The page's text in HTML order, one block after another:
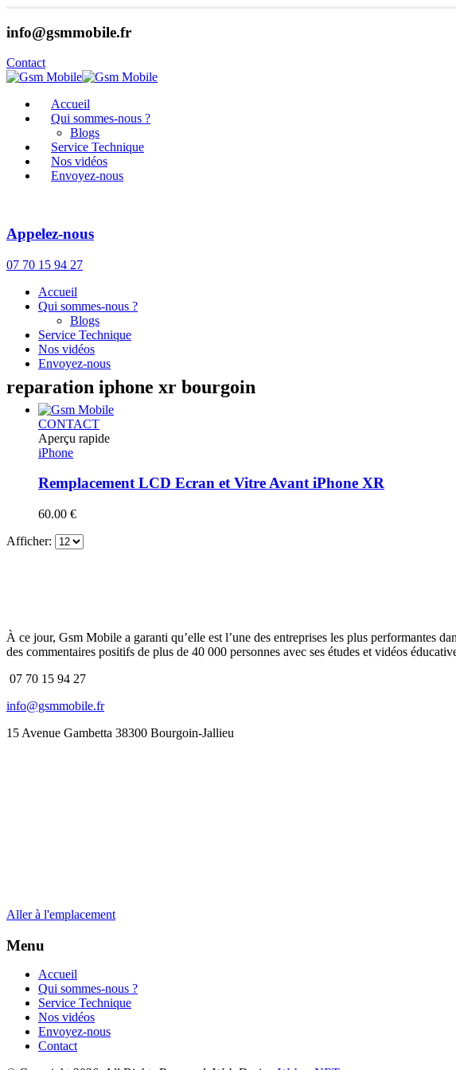
info@gsmmobile.fr
Contact
Accueil
Qui sommes-nous ?
Blogs
Service Technique
Nos vidéos
Envoyez-nous
Appelez-nous
07 70 15 94 27
Accueil
Qui sommes-nous ?
Blogs
Service Technique
Nos vidéos
Envoyez-nous
reparation iphone xr bourgoin
CONTACT
Aperçu rapide
iPhone
Remplacement LCD Ecran et Vitre Avant iPhone XR
60.00 €
Afficher:
À ce jour, Gsm Mobile a garanti qu’elle est l’une des entreprises les plus performantes
des commentaires positifs de plus de 40 000 personnes avec ses études et vidéos
07 70 15 94 27
info@gsmmobile.fr
15 Avenue Gambetta 38300 Bourgoin-Jallieu
Aller à l'emplacement
Menu
Accueil
Qui sommes-nous ?
Service Technique
Nos vidéos
Envoyez-nous
Contact